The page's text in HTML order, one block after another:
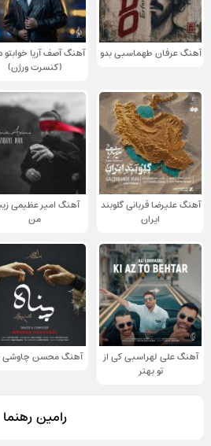
آهنگ عرفان طهماسبی بدو
آهنگ آصف آریا خوابتو
(کنسرت ورژن)
آهنگ علیرضا قربانی گلوبند
ایران
آهنگ امیر عظیمی
من
آهنگ علی لهراسبی کی از
تو ‌بهتر
آهنگ محسن چاوشی
رامین رهنما